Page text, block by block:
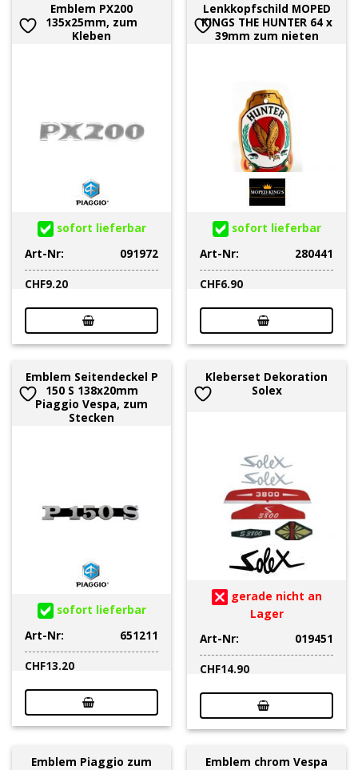
Emblem PX200
135x25mm, zum
Kleben
sofort lieferbar
Art-Nr:
091972
CHF9.20
Lenkkopfschild MOPED
KINGS THE HUNTER 64 x
39mm zum nieten
sofort lieferbar
Art-Nr:
280441
CHF6.90
Emblem Seitendeckel P
150 S 138x20mm
Piaggio Vespa, zum
Stecken
sofort lieferbar
Art-Nr:
651211
CHF13.20
Kleberset Dekoration
Solex
gerade nicht an
Lager
Art-Nr:
019451
CHF14.90
Emblem Piaggio zum
Emblem chrom Vespa